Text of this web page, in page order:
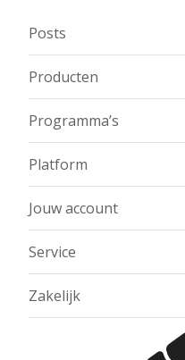
Posts
Producten
Programma’s
Platform
Jouw account
Service
Zakelijk